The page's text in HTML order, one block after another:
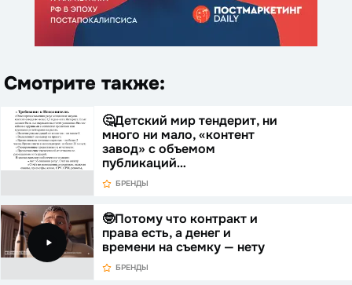
Смотрите также:
🤔Детский мир тендерит, ни
много ни мало, «контент
завод» с объемом
публикаций…
БРЕНДЫ
🤓Потому что контракт и
права есть, а денег и
времени на съемку — нету
БРЕНДЫ